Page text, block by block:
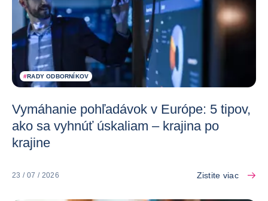
#RADY ODBORNÍKOV
Vymáhanie pohľadávok v Európe: 5 tipov,
ako sa vyhnúť úskaliam – krajina po
krajine
23 / 07 / 2026 Zistite viac